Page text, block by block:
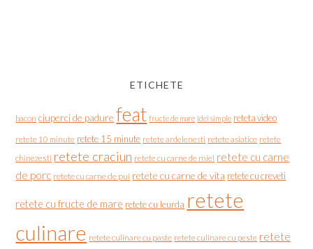
ETICHETE
bacon ciuperci de padure feat fructe de mare idei simple reteta video
retete 10 minute retete 15 minute retete ardelenesti retete asiatice retete
chinezesti retete craciun retete cu carne de miel retete cu carne
de porc retete cu carne de pui retete cu carne de vita retete cu creveti
retete cu fructe de mare retete cu leurda retete
culinare retete culinare cu paste retete culinare cu peste retete